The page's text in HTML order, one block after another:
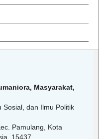
Masyarakat,
Sosial, dan Ilmu Politik
Pamulang, Kota
15437